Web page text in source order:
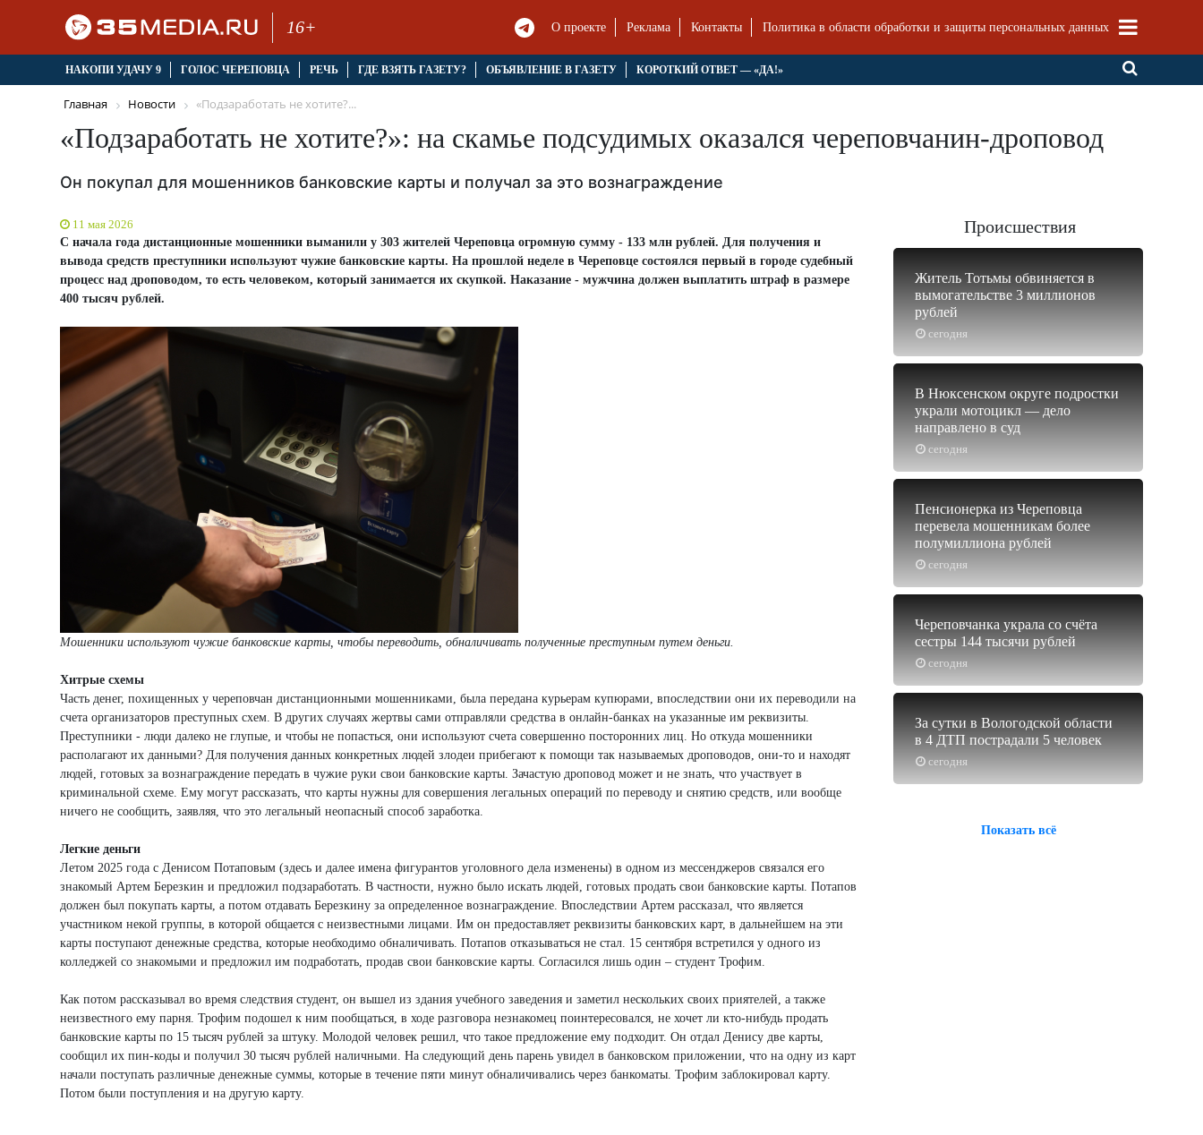
16+ О проекте Реклама Контакты Политика в области обработки и защиты персональных данных
НАКОПИ УДАЧУ 9 ГОЛОС ЧЕРЕПОВЦА РЕЧЬ ГДЕ ВЗЯТЬ ГАЗЕТУ? ОБЪЯВЛЕНИЕ В ГАЗЕТУ КОРОТКИЙ ОТВЕТ — «ДА!»
Главная Новости «Подзаработать не хотите?...
«Подзаработать не хотите?»: на скамье подсудимых оказался череповчанин-дроповод
Он покупал для мошенников банковские карты и получал за это вознаграждение
11 мая 2026
С начала года дистанционные мошенники выманили у 303 жителей Череповца огромную сумму - 133 млн рублей. Для получения и
вывода средств преступники используют чужие банковские карты. На прошлой неделе в Череповце состоялся первый в городе судебный
процесс над дроповодом, то есть человеком, который занимается их скупкой. Наказание - мужчина должен выплатить штраф в размере
400 тысяч рублей.
Мошенники используют чужие банковские карты, чтобы переводить, обналичивать полученные преступным путем деньги.
Хитрые схемы
Часть денег, похищенных у череповчан дистанционными мошенниками, была передана курьерам купюрами, впоследствии они их переводили на
счета организаторов преступных схем. В других случаях жертвы сами отправляли средства в онлайн-банках на указанные им реквизиты.
Преступники - люди далеко не глупые, и чтобы не попасться, они используют счета совершенно посторонних лиц. Но откуда мошенники
располагают их данными? Для получения данных конкретных людей злодеи прибегают к помощи так называемых дроповодов, они-то и находят
людей, готовых за вознаграждение передать в чужие руки свои банковские карты. Зачастую дроповод может и не знать, что участвует в
криминальной схеме. Ему могут рассказать, что карты нужны для совершения легальных операций по переводу и снятию средств, или вообще
ничего не сообщить, заявляя, что это легальный неопасный способ заработка.
Легкие деньги
Летом 2025 года с Денисом Потаповым (здесь и далее имена фигурантов уголовного дела изменены) в одном из мессенджеров связался его
знакомый Артем Березкин и предложил подзаработать. В частности, нужно было искать людей, готовых продать свои банковские карты. Потапов
должен был покупать карты, а потом отдавать Березкину за определенное вознаграждение. Впоследствии Артем рассказал, что является
участником некой группы, в которой общается с неизвестными лицами. Им он предоставляет реквизиты банковских карт, в дальнейшем на эти
карты поступают денежные средства, которые необходимо обналичивать. Потапов отказываться не стал. 15 сентября встретился у одного из
колледжей со знакомыми и предложил им подработать, продав свои банковские карты. Согласился лишь один – студент Трофим.
Как потом рассказывал во время следствия студент, он вышел из здания учебного заведения и заметил нескольких своих приятелей, а также
неизвестного ему парня. Трофим подошел к ним пообщаться, в ходе разговора незнакомец поинтересовался, не хочет ли кто-нибудь продать
банковские карты по 15 тысяч рублей за штуку. Молодой человек решил, что такое предложение ему подходит. Он отдал Денису две карты,
сообщил их пин-коды и получил 30 тысяч рублей наличными. На следующий день парень увидел в банковском приложении, что на одну из карт
начали поступать различные денежные суммы, которые в течение пяти минут обналичивались через банкоматы. Трофим заблокировал карту.
Потом были поступления и на другую карту.
Происшествия
сегодня
Житель Тотьмы обвиняется в
вымогательстве 3 миллионов
рублей
сегодня
В Нюксенском округе подростки
украли мотоцикл — дело
направлено в суд
сегодня
Пенсионерка из Череповца
перевела мошенникам более
полумиллиона рублей
сегодня
Череповчанка украла со счёта
сестры 144 тысячи рублей
сегодня
За сутки в Вологодской области
в 4 ДТП пострадали 5 человек
Показать всё